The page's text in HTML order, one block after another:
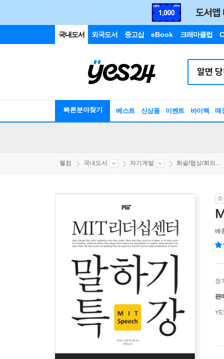
국내도서 외국도서 중고샵 eBook 크레마클럽
빠른분야찾기 베스트 신상품 이벤트 바이백 매
웰컴 국내도서 자기계발 화술/협상/회의...
배
정
판